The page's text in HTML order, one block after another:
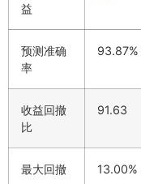
益
预测准确
率
93.87%
收益回撤
比
91.63
最大回撤 13.00%